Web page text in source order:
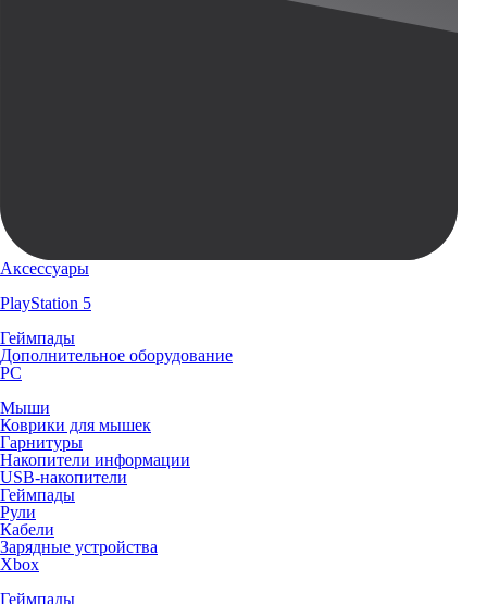
Аксессуары
PlayStation 5
Геймпады
Дополнительное оборудование
PC
Мыши
Коврики для мышек
Гарнитуры
Накопители информации
USB-накопители
Геймпады
Рули
Кабели
Зарядные устройства
Xbox
Геймпады